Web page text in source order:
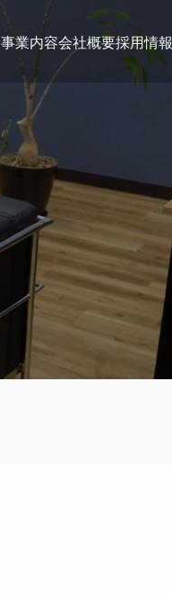
事業内容会社概要採用情報